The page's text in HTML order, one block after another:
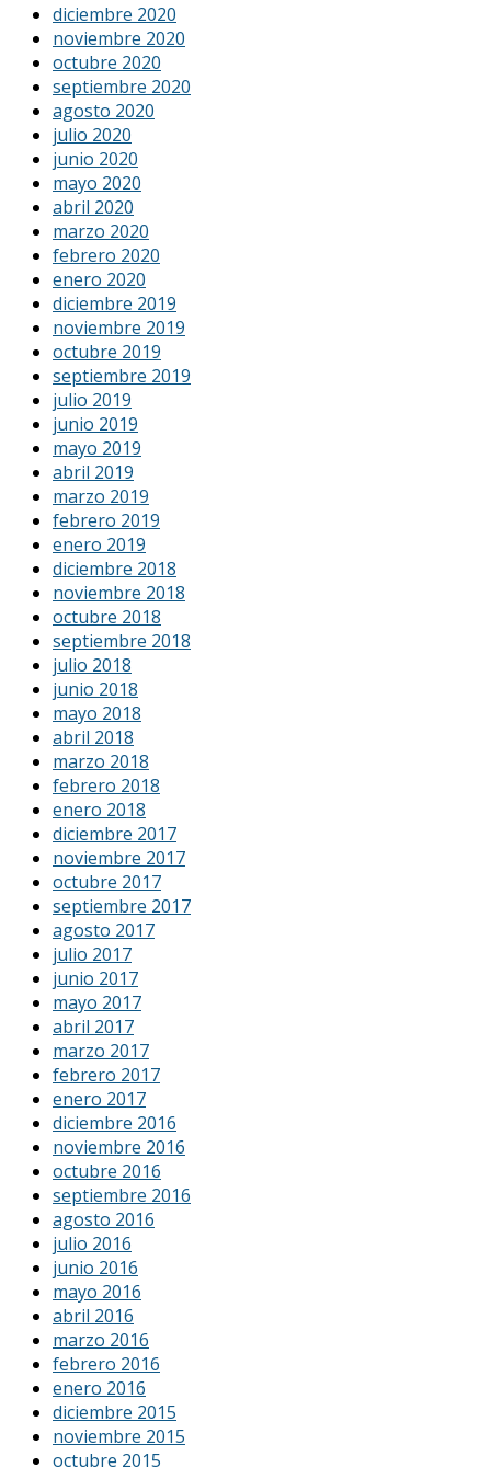
diciembre 2020
noviembre 2020
octubre 2020
septiembre 2020
agosto 2020
julio 2020
junio 2020
mayo 2020
abril 2020
marzo 2020
febrero 2020
enero 2020
diciembre 2019
noviembre 2019
octubre 2019
septiembre 2019
julio 2019
junio 2019
mayo 2019
abril 2019
marzo 2019
febrero 2019
enero 2019
diciembre 2018
noviembre 2018
octubre 2018
septiembre 2018
julio 2018
junio 2018
mayo 2018
abril 2018
marzo 2018
febrero 2018
enero 2018
diciembre 2017
noviembre 2017
octubre 2017
septiembre 2017
agosto 2017
julio 2017
junio 2017
mayo 2017
abril 2017
marzo 2017
febrero 2017
enero 2017
diciembre 2016
noviembre 2016
octubre 2016
septiembre 2016
agosto 2016
julio 2016
junio 2016
mayo 2016
abril 2016
marzo 2016
febrero 2016
enero 2016
diciembre 2015
noviembre 2015
octubre 2015